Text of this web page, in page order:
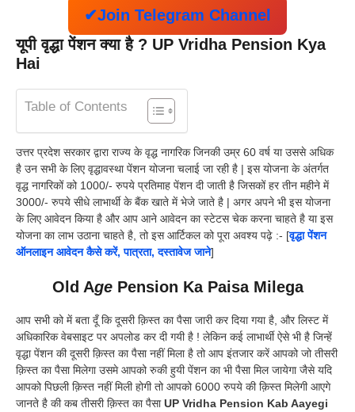
✔Join Telegram Channel
यूपी वृद्धा पेंशन क्या है ? UP Vridha Pension Kya
Hai
Table of Contents
उत्तर प्रदेश सरकार द्वारा राज्य के वृद्ध नागरिक जिनकी उम्र 60 वर्ष या उससे अधिक
है उन सभी के लिए वृद्धावस्था पेंशन योजना चलाई जा रही है | इस योजना के अंतर्गत
वृद्ध नागरिकों को 1000/- रुपये प्रतिमाह पेंशन दी जाती है जिसकों हर तीन महीने में
3000/- रुपये सीधे लाभार्थी के बैंक खाते में भेजे जाते है | अगर अपने भी इस योजना
के लिए आवेदन किया है और आप आने आवेदन का स्टेटस चेक करना चाहते है या इस
योजना का लाभ उठाना चाहते है, तो इस आर्टिकल को पूरा अवश्य पढ़े :- [वृद्धा पेंशन
ऑनलाइन आवेदन कैसे करें, पात्रता, दस्तावेज जाने]
Old Age Pension Ka Paisa Milega
आप सभी को में बता दूँ कि दूसरी क़िस्त का पैसा जारी कर दिया गया है, और लिस्ट में
अधिकारिक वेबसाइट पर अपलोड कर दी गयी है ! लेकिन कई लाभार्थी ऐसे भी है जिन्हें
वृद्धा पेंशन की दूसरी क़िस्त का पैसा नहीं मिला है तो आप इंतजार करें आपको जो तीसरी
क़िस्त का पैसा मिलेगा उसमे आपको रुकी हुयी पेंशन का भी पैसा मिल जायेगा जैसे यदि
आपको पिछली क़िस्त नहीं मिली होगी तो आपको 6000 रुपये की क़िस्त मिलेगी आएगे
जानते है की कब तीसरी क़िस्त का पैसाUP Vridha Pension Kab Aayegi